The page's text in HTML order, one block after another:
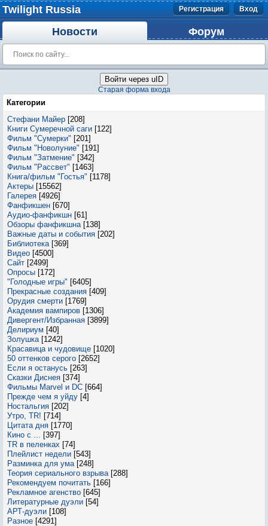
Twilight Russia Регистрация Вход
Новости Форум
Войти через uID
Старая форма входа
Категории
Стефани Майер [208]
Книги Сумеречной саги [122]
Фильм "Сумерки" [201]
Фильм "Новолуние" [191]
Фильм "Затмение" [342]
Фильм "Рассвет" [1463]
Книга/фильм "Гостья" [1178]
Актеры [15562]
Галерея [4926]
Фанфикшен [670]
Аудио-фанфикшн [61]
Обзоры фанфикшна [138]
Важные даты и события [202]
Библиотека [369]
Видео [4500]
Сайт [2499]
Опросы [172]
"Голодные игры" [6405]
Прекрасные создания [409]
Орудия смерти [1769]
Академия вампиров [1306]
Дивергент/Избранная [3899]
Делириум [40]
Золушка [1242]
Красавица и чудовище [1020]
50 оттенков серого [2652]
Если я останусь [263]
Сказки Диснея [374]
Фильмы Marvel и DC [664]
Прежде чем я уйду [4]
Ностальгия [202]
Утро, TR! [714]
Цитата дня [1770]
Кино с ... [397]
TR в пеленках [74]
Плейлист недели [543]
Разминка для ума [248]
Теория сериального взрыва [288]
Рекомендуем почитать [166]
Рекламное агенство [645]
Литературные дуэли [54]
АРТ-дуэли [108]
Разное [4291]